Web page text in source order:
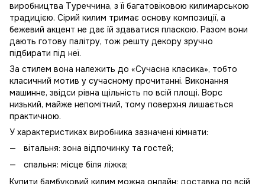
виробництва Туреччина, з її багатовіковою килимарською
традицією. Сірий килим тримає основу композиції, а
бежевий акцент не дає їй здаватися пласкою. Разом вони
дають готову палітру, тож решту декору зручно
підбирати під неї.
За стилем вона належить до «Сучасна класика», тобто
класичний мотив у сучасному прочитанні. Виконання
машинне, звідси рівна щільність по всій площі. Ворс
низький, майже непомітний, тому поверхня лишається
практичною.
У характеристиках виробника зазначені кімнати:
вітальня: зона відпочинку та гостей;
спальня: місце біля ліжка;
Купити бамбуковий килим можна онлайн: доставка по всій